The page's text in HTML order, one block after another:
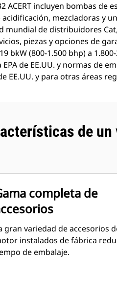
ACERT incluyen bombas de
mezcladoras y
mundial de distribuidores
piezas y opciones de
bkW (800-1.500 bhp) a
de EE.UU. y normas de
EE.UU. y para otras áreas
de un
completa de
gran variedad de accesorios
instalados de fábrica
de embalaje.